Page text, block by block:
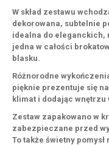
W skład zestawu
dekorowana, subtelnie
idealna do
jedna w całości
blasku.
Różnorodne
pięknie prezentuje się
klimat i dodając
Zestaw zapakowano w
zabezpieczane przed
To także świetny